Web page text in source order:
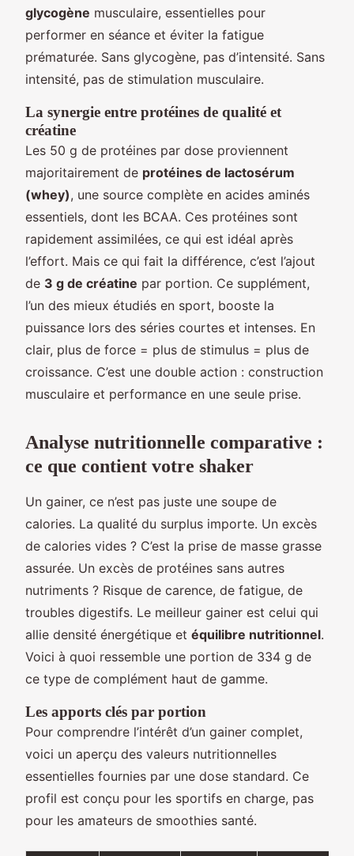
glycogène musculaire, essentielles pour
performer en séance et éviter la fatigue
prématurée. Sans glycogène, pas d’intensité. Sans
intensité, pas de stimulation musculaire.
La synergie entre protéines de qualité et
créatine
Les 50 g de protéines par dose proviennent
majoritairement de protéines de lactosérum
(whey), une source complète en acides aminés
essentiels, dont les BCAA. Ces protéines sont
rapidement assimilées, ce qui est idéal après
l’effort. Mais ce qui fait la différence, c’est l’ajout
de 3 g de créatine par portion. Ce supplément,
l’un des mieux étudiés en sport, booste la
puissance lors des séries courtes et intenses. En
clair, plus de force = plus de stimulus = plus de
croissance. C’est une double action : construction
musculaire et performance en une seule prise.
Analyse nutritionnelle comparative :
ce que contient votre shaker
Un gainer, ce n’est pas juste une soupe de
calories. La qualité du surplus importe. Un excès
de calories vides ? C’est la prise de masse grasse
assurée. Un excès de protéines sans autres
nutriments ? Risque de carence, de fatigue, de
troubles digestifs. Le meilleur gainer est celui qui
allie densité énergétique et équilibre nutritionnel.
Voici à quoi ressemble une portion de 334 g de
ce type de complément haut de gamme.
Les apports clés par portion
Pour comprendre l’intérêt d’un gainer complet,
voici un aperçu des valeurs nutritionnelles
essentielles fournies par une dose standard. Ce
profil est conçu pour les sportifs en charge, pas
pour les amateurs de smoothies santé.